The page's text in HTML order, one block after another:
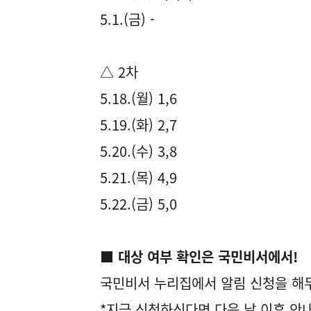
5.1.(금) -
△ 2차
5.18.(월) 1,6
5.19.(화) 2,7
5.20.(수) 3,8
5.21.(목) 4,9
5.22.(금) 5,0
■ 대상 여부 확인은 국민비서에서!
국민비서 누리집에서 알림 신청을